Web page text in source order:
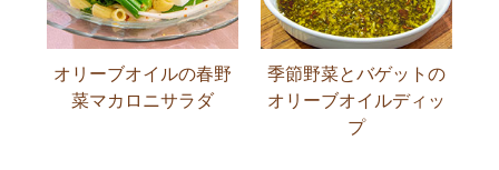
オリーブオイルの春野
菜マカロニサラダ
季節野菜とバゲットの
オリーブオイルディッ
プ